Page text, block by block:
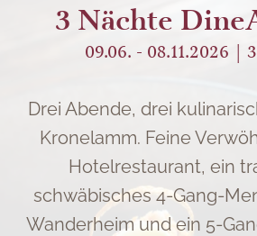
3 Nächte
09.06. - 08.11.2026 3
Drei Abende, drei
Kronelamm. Feine
Hotelrestaurant, ein
schwäbisches 4-Gang-
Wanderheim und ein 5-